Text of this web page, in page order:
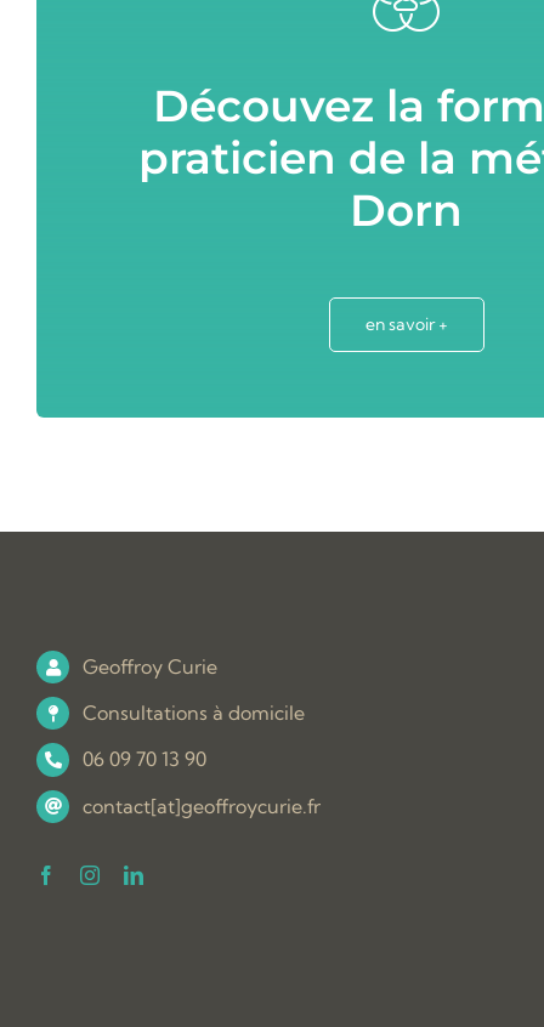
Découvez la
praticien de la
Dorn
en savoir +
Geoffroy Curie
Consultations à domicile
06 09 70 13 90
contact[at]geoffroycurie.fr